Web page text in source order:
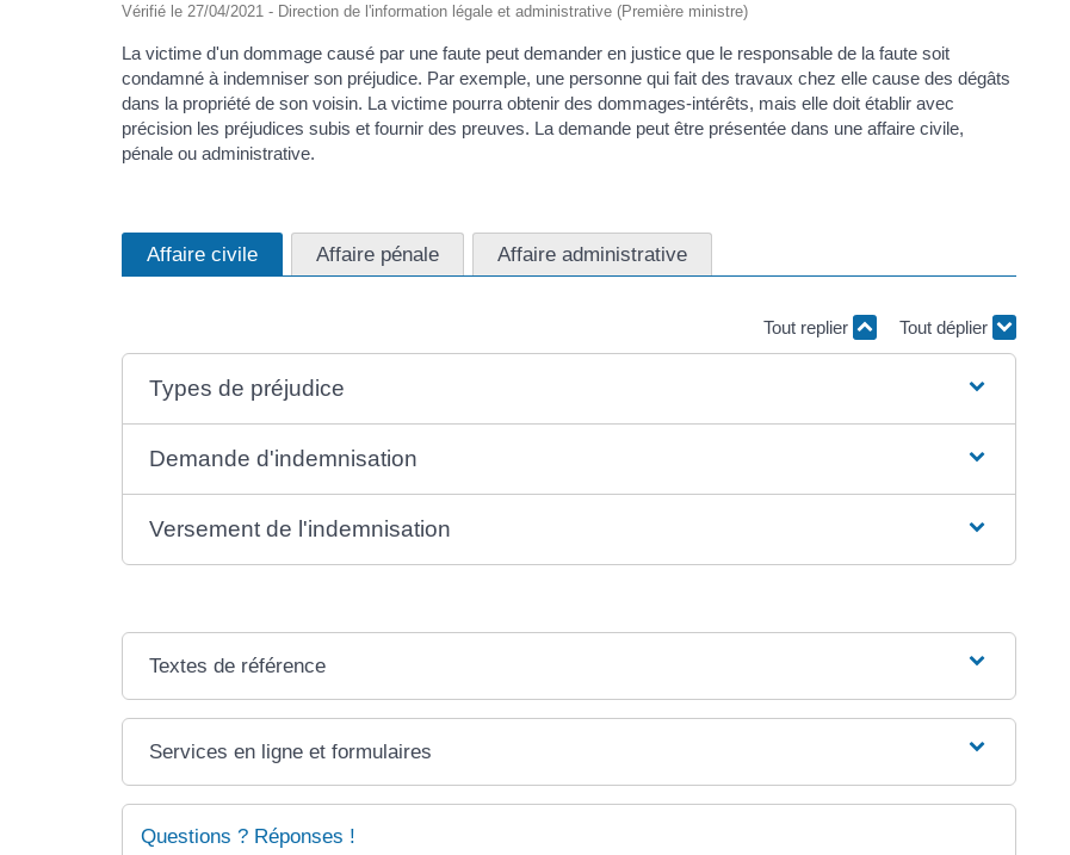
Vérifié le 27/04/2021 - Direction de l'information légale et administrative (Première ministre)
La victime d'un dommage causé par une faute peut demander en justice que le responsable de la faute soit
condamné à indemniser son préjudice. Par exemple, une personne qui fait des travaux chez elle cause des dégâts
dans la propriété de son voisin. La victime pourra obtenir des dommages-intérêts, mais elle doit établir avec
précision les préjudices subis et fournir des preuves. La demande peut être présentée dans une affaire civile,
pénale ou administrative.
Affaire civile Affaire pénale Affaire administrative
Tout replier Tout déplier
Types de préjudice
Demande d'indemnisation
Versement de l'indemnisation
Textes de référence
Services en ligne et formulaires
Questions ? Réponses !